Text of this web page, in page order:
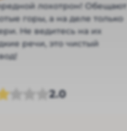
лохотрон! Обещают
горы, а на деле только
Не ведитесь на их
речи, это чистый
2.0